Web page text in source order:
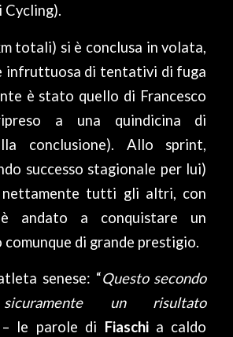
totali) si è conclusa in volata,
infruttuosa di tentativi di fuga
è stato quello di Francesco
a una quindicina di
conclusione). Allo sprint,
successo stagionale per lui)
nettamente tutti gli altri, con
andato a conquistare un
comunque di grande prestigio.
senese: “Questo secondo
un risultato
– le parole di Fiaschi a caldo